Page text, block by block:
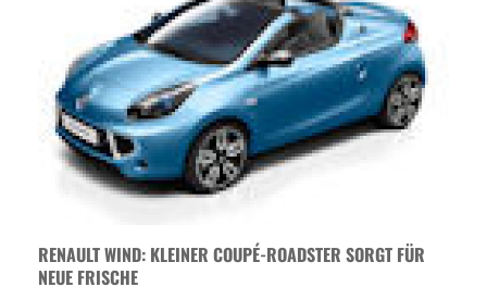
RENAULT WIND: KLEINER COUPÉ-ROADSTER SORGT FÜR
NEUE FRISCHE